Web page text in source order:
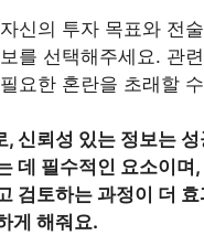
자신의 투자 목표와 전
보를 선택해주세요. 관
필요한 혼란을 초래할
, 신뢰성 있는 정보는
데 필수적인 요소이며
검토하는 과정이 더
게 해줘요.